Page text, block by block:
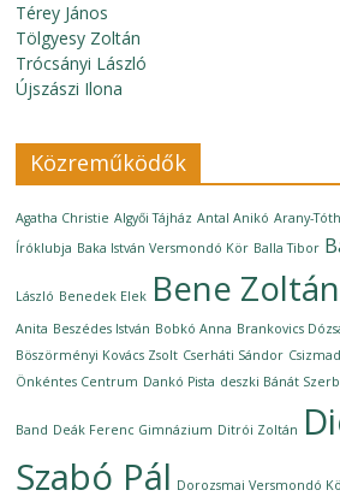
Térey János
Tölgyesy Zoltán
Trócsányi László
Újszászi Ilona
Közreműködők
Agatha Christie Algyői Tájház Antal Anikó Arany-
Íróklubja Baka István Versmondó Kör Balla Tibor
László Benedek Elek Bene Zoltán
Anita Beszédes István Bobkó Anna Brankovics
Böszörményi Kovács Zsolt Cserháti Sándor
Önkéntes Centrum Dankó Pista deszki Bánát
Band Deák Ferenc Gimnázium Ditrói Zoltán
Szabó Pál Dorozsmai Versmondó